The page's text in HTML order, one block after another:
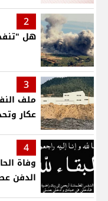
2
هل
3
ملف
عكار
4
وفاة
الدفن عصر